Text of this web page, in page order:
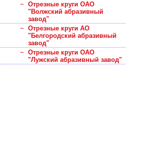
Отрезные круги ОАО
"Волжский абразивный
завод"
Отрезные круги АО
"Белгородский абразивный
завод"
Отрезные круги ОАО
"Лужский абразивный завод"